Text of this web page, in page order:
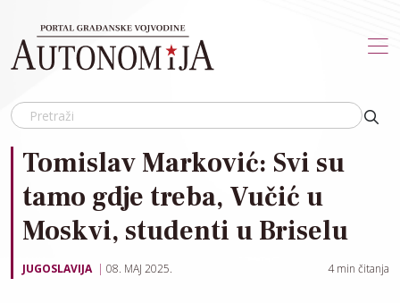
Tomislav Marković: Svi su
tamo gdje treba, Vučić u
Moskvi, studenti u Briselu
JUGOSLAVIJA 08. MAJ 2025. 4 min čitanja